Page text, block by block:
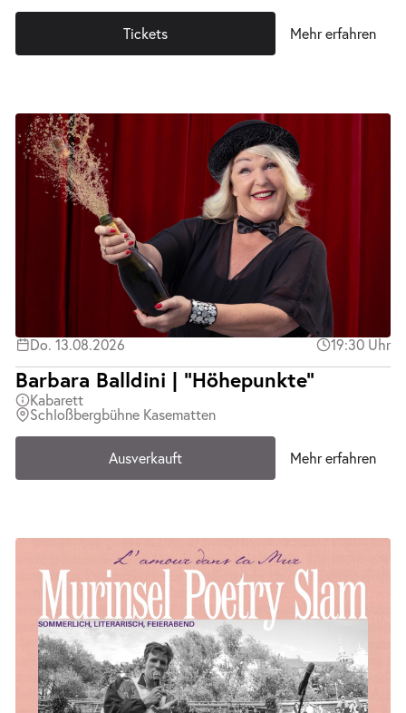
Tickets Mehr erfahren
Do. 13.08.2026 19:30 Uhr
Barbara Balldini | "Höhepunkte"
Kabarett
Schloßbergbühne Kasematten
Ausverkauft Mehr erfahren